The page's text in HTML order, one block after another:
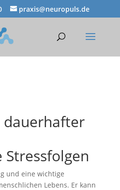
praxis@neuropuls.de
Stressfolgen
und eine wichtige
Lebens. Er kann